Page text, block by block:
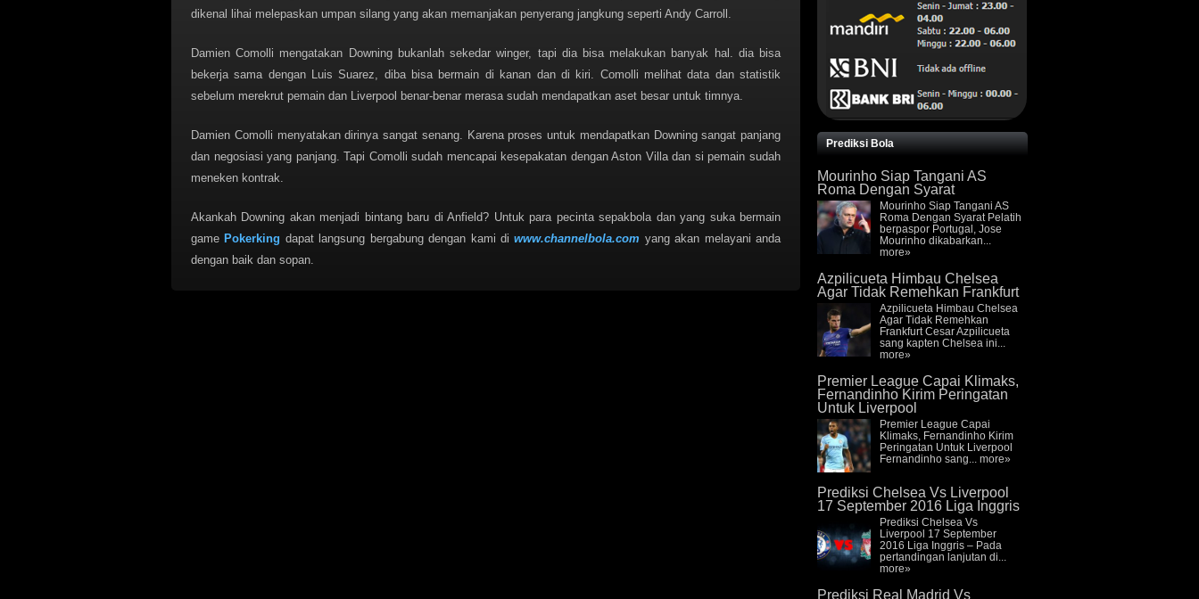
dikenal lihai melepaskan umpan silang yang akan memanjakan penyerang jangkung seperti Andy Carroll.
Damien Comolli mengatakan Downing bukanlah sekedar winger, tapi dia bisa melakukan banyak hal. dia bisa
bekerja sama dengan Luis Suarez, diba bisa bermain di kanan dan di kiri. Comolli melihat data dan statistik
sebelum merekrut pemain dan Liverpool benar-benar merasa sudah mendapatkan aset besar untuk timnya.
Damien Comolli menyatakan dirinya sangat senang. Karena proses untuk mendapatkan Downing sangat panjang
dan negosiasi yang panjang. Tapi Comolli sudah mencapai kesepakatan dengan Aston Villa dan si pemain sudah
meneken kontrak.
Akankah Downing akan menjadi bintang baru di Anfield? Untuk para pecinta sepakbola dan yang suka bermain
game Pokerking dapat langsung bergabung dengan kami diwww.channelbola.com yang akan melayani anda
dengan baik dan sopan.
Prediksi Bola
Mourinho Siap Tangani AS
Roma Dengan Syarat
Mourinho Siap Tangani AS
Roma Dengan Syarat Pelatih
berpaspor Portugal, Jose
Mourinho dikabarkan...
more»
Azpilicueta Himbau Chelsea
Agar Tidak Remehkan Frankfurt
Azpilicueta Himbau Chelsea
Agar Tidak Remehkan
Frankfurt Cesar Azpilicueta
sang kapten Chelsea ini...
more»
Premier League Capai Klimaks,
Fernandinho Kirim Peringatan
Untuk Liverpool
Premier League Capai
Klimaks, Fernandinho Kirim
Peringatan Untuk Liverpool
Fernandinho sang... more»
Prediksi Chelsea Vs Liverpool
17 September 2016 Liga Inggris
Prediksi Chelsea Vs
Liverpool 17 September
2016 Liga Inggris – Pada
pertandingan lanjutan di...
more»
Prediksi Real Madrid Vs